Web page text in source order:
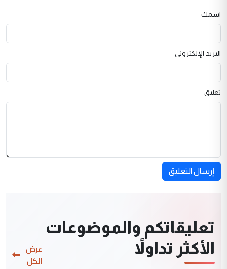
اسمك
البريد الإلكتروني
تعليق
إرسال التعليق
تعليقاتكم والموضوعات
الأكثر تداولاً
عرض
الكل